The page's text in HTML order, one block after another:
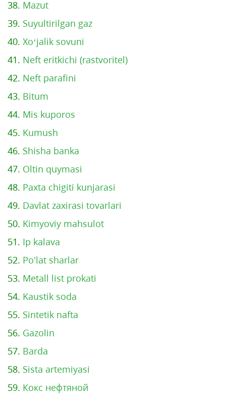
38. Mazut
39. Suyultirilgan gaz
40. Xo‘jalik sovuni
41. Neft eritkichi (rastvoritel)
42. Neft parafini
43. Bitum
44. Mis kuporos
45. Kumush
46. Shisha banka
47. Oltin quymasi
48. Paxta chigiti kunjarasi
49. Davlat zaxirasi tovarlari
50. Kimyoviy mahsulot
51. Ip kalava
52. Po'lat sharlar
53. Metall list prokati
54. Kaustik soda
55. Sintetik nafta
56. Gazolin
57. Barda
58. Sista artemiyasi
59. Кокс нефтяной